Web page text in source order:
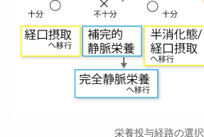
栄養投与経路の選択